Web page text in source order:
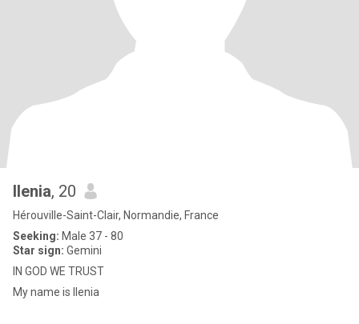
Ilenia, 20
Hérouville-Saint-Clair, Normandie, France
Seeking: Male 37 - 80
Star sign: Gemini
IN GOD WE TRUST
My name is Ilenia